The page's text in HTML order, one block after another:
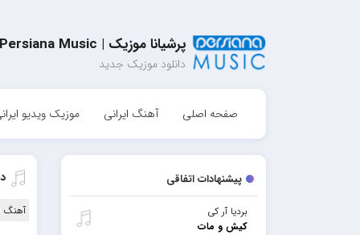
پرشیانا موزیک | Persiana Music
دانلود موزیک جدید
صفحه اصلی آهنگ ایرانی موزیک ویدیو
پیشنهادات اتفاقی
بردیا آر کی
کیش و مات
آهنگ